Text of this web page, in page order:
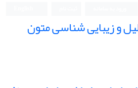
و زیبایی شناسی متون